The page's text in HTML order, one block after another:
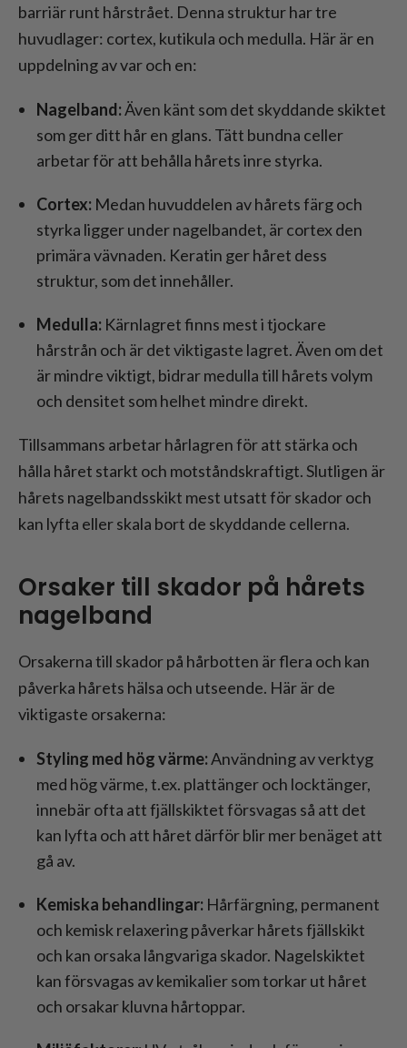
barriär runt hårstrået. Denna struktur har tre
huvudlager: cortex, kutikula och medulla. Här är en
uppdelning av var och en:
Nagelband:Även känt som det skyddande skiktet
som ger ditt hår en glans. Tätt bundna celler
arbetar för att behålla hårets inre styrka.
Cortex: Medan huvuddelen av hårets färg och
styrka ligger under nagelbandet, är cortex den
primära vävnaden. Keratin ger håret dess
struktur, som det innehåller.
Medulla: Kärnlagret finns mest i tjockare
hårstrån och är det viktigaste lagret. Även om det
är mindre viktigt, bidrar medulla till hårets volym
och densitet som helhet mindre direkt.
Tillsammans arbetar hårlagren för att stärka och
hålla håret starkt och motståndskraftigt. Slutligen är
hårets nagelbandsskikt mest utsatt för skador och
kan lyfta eller skala bort de skyddande cellerna.
Orsaker till skador på hårets
nagelband
Orsakerna till skador på hårbotten är flera och kan
påverka hårets hälsa och utseende. Här är de
viktigaste orsakerna:
Styling med hög värme:Användning av verktyg
med hög värme, t.ex. plattänger och locktänger,
innebär ofta att fjällskiktet försvagas så att det
kan lyfta och att håret därför blir mer benäget att
gå av.
Kemiska behandlingar: Hårfärgning, permanent
och kemisk relaxering påverkar hårets fjällskikt
och kan orsaka långvariga skador. Nagelskiktet
kan försvagas av kemikalier som torkar ut håret
och orsakar kluvna hårtoppar.